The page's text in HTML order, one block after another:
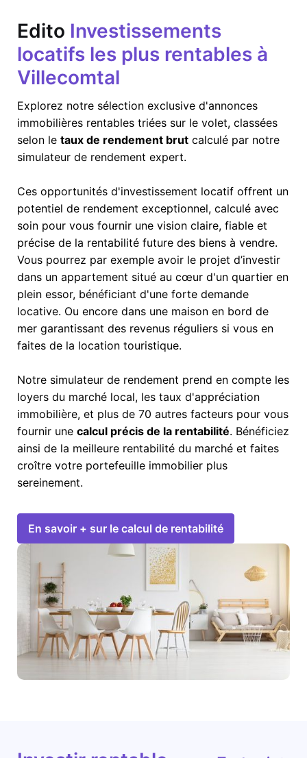
Edito Investissements
locatifs les plus rentables à
Villecomtal
Explorez notre sélection exclusive d'annonces
immobilières rentables triées sur le volet, classées
selon le taux de rendement brut calculé par notre
simulateur de rendement expert.
Ces opportunités d'investissement locatif offrent un
potentiel de rendement exceptionnel, calculé avec
soin pour vous fournir une vision claire, fiable et
précise de la rentabilité future des biens à vendre.
Vous pourrez par exemple avoir le projet d’investir
dans un appartement situé au cœur d'un quartier en
plein essor, bénéficiant d'une forte demande
locative. Ou encore dans une maison en bord de
mer garantissant des revenus réguliers si vous en
faites de la location touristique.
Notre simulateur de rendement prend en compte les
loyers du marché local, les taux d'appréciation
immobilière, et plus de 70 autres facteurs pour vous
fournir une calcul précis de la rentabilité. Bénéficiez
ainsi de la meilleure rentabilité du marché et faites
croître votre portefeuille immobilier plus
sereinement.
En savoir + sur le calcul de rentabilité